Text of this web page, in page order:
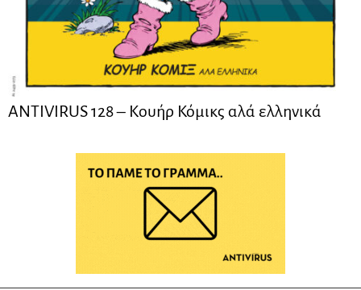
ANTIVIRUS 128 – Kουήρ Κόμικς αλά ελληνικά